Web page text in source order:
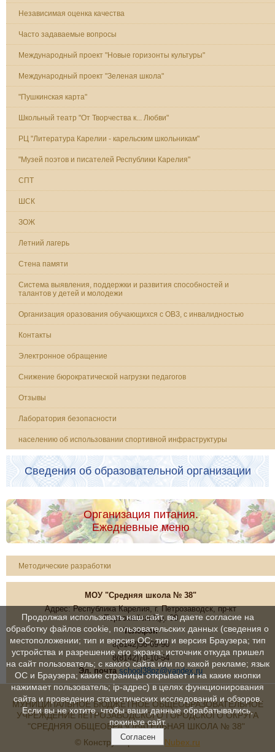
Независимая оценка качества
Часто задаваемые вопросы
Международный проект "Новые горизонты культуры"
Международный проект "Зеленая школа"
"Пушкинская карта"
Школьный театр "От Творчества к... Любви"
РЦ "Литература Карелии - карельским школьникам"
"Музей поэтов и писателей Республики Карелия"
СПТ
ШСК
ЗОЖ
Летний лагерь
Стена памяти
Система выявления, поддержки и развития способностей и
талантов у детей и молодежи
Организация оразования обучающихся с ОВЗ, с инвалидностью
Контакты
Электронное обращение
Снижение бюрократической нагрузки педагогов
Отзывы
Лаборатория безопасности
населению об использовании спортивной инфраструктуры
Сведения об образовательной организации
Организация питания.
Ежедневные меню
Методические разработки
МОУ "Средняя школа № 38"
Адрес: Республика Карелия, г. Петрозаводск, пр-кт
Первомайский,д. 38
Телефон
8(8142)56-69-90
8(8142)70-10-54
Эл. почта school38pz@yandex.ru
МУНИЦИПАЛЬНОЕ БЮДЖЕТНОЕ ОБЩЕОБРАЗОВАТЕЛЬНОЕ
УЧРЕЖДЕНИЕ пЕТРОЗАВОДСКОГО ГОРОДСКОГО ОКРУГА
"СРЕДНЯЯ ОБЩЕОБРАЗОВАТЕЛЬНАЯ ШКОЛА № 38"
© Конструктор сайтов Nubex.ru
Продолжая использовать наш сайт, вы даете согласие на
обработку файлов cookie, пользовательских данных (сведения о
местоположении; тип и версия ОС; тип и версия Браузера; тип
устройства и разрешение его экрана; источник откуда пришел
на сайт пользователь; с какого сайта или по какой рекламе; язык
ОС и Браузера; какие страницы открывает и на какие кнопки
нажимает пользователь; ip-адрес) в целях функционирования
сайта и проведения статистических исследований и обзоров.
Если вы не хотите, чтобы ваши данные обрабатывались,
покиньте сайт.
Согласен